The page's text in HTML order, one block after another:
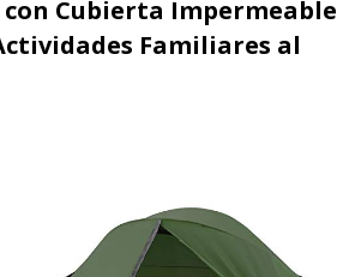
Cubierta Impermeable
Familiares al